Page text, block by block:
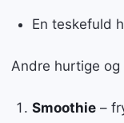
En teskefuld
Andre hurtige
Smoothie–